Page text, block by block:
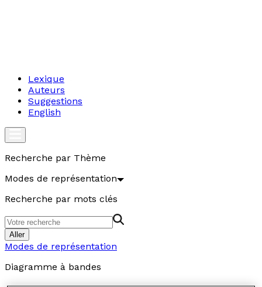
Lexique
Auteurs
Suggestions
English
Recherche par Thème
Modes de représentation
Recherche par mots clés
Aller
Modes de représentation
Diagramme à bandes